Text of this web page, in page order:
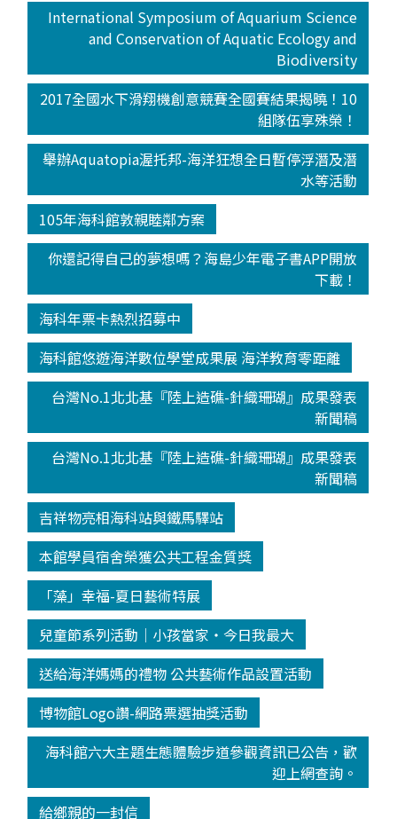
International Symposium of Aquarium Science
and Conservation of Aquatic Ecology and
Biodiversity
2017全國水下滑翔機創意競賽全國賽結果揭曉！10
組隊伍享殊榮！
舉辦Aquatopia渥托邦-海洋狂想全日暫停浮潛及潛
水等活動
105年海科館敦親睦鄰方案
你還記得自己的夢想嗎？海島少年電子書APP開放
下載！
海科年票卡熱烈招募中
海科館悠遊海洋數位學堂成果展 海洋教育零距離
台灣No.1北北基『陸上造礁-針織珊瑚』成果發表
新聞稿
台灣No.1北北基『陸上造礁-針織珊瑚』成果發表
新聞稿
吉祥物亮相海科站與鐵馬驛站
本館學員宿舍榮獲公共工程金質獎
「藻」幸福-夏日藝術特展
兒童節系列活動│小孩當家‧今日我最大
送給海洋媽媽的禮物 公共藝術作品設置活動
博物館Logo讚-網路票選抽獎活動
海科館六大主題生態體驗步道參觀資訊已公告，歡
迎上網查詢。
給鄉親的一封信